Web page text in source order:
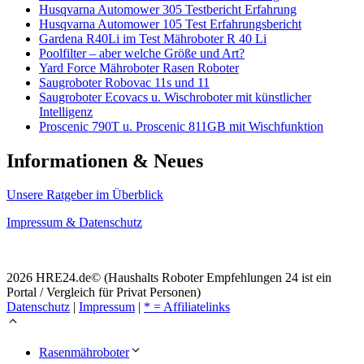
Husqvarna Automower 305 Testbericht Erfahrung
Husqvarna Automower 105 Test Erfahrungsbericht
Gardena R40Li im Test Mähroboter R 40 Li
Poolfilter – aber welche Größe und Art?
Yard Force Mähroboter Rasen Roboter
Saugroboter Robovac 11s und 11
Saugroboter Ecovacs u. Wischroboter mit künstlicher
Intelligenz
Proscenic 790T u. Proscenic 811GB mit Wischfunktion
Informationen & Neues
Unsere Ratgeber im Überblick
Impressum & Datenschutz
2026 HRE24.de© (Haushalts Roboter Empfehlungen 24 ist ein
Portal / Vergleich für Privat Personen)
Datenschutz | Impressum | * = Affiliatelinks
Rasenmähroboter